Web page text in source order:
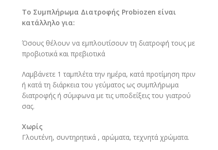
Το Συμπλήρωμα Διατροφής Probiozen είναι
κατάλληλο για:
Όσους θέλουν να εμπλουτίσουν τη διατροφή τους με
προβιοτικά και πρεβιοτικά
Λαμβάνετε 1 ταμπλέτα την ημέρα, κατά προτίμηση πριν
ή κατά τη διάρκεια του γεύματος ως συμπλήρωμα
διατροφής ή σύμφωνα με τις υποδείξεις του γιατρού
σας.
Χωρίς
Γλουτένη, συντηρητικά , αρώματα, τεχνητά χρώματα.